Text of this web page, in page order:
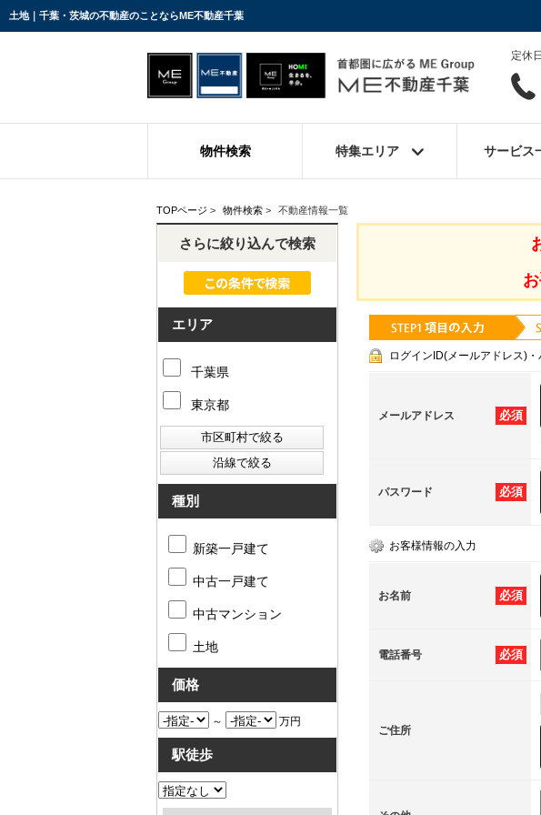
土地｜千葉・茨城の不動産のことならME不動産千葉
定休
物件検索 特集エリア サービス
TOPページ > 物件検索 > 不動産情報一覧
ログインID(メールアドレス)
必須
メールアドレス
必須
パスワード
お客様情報の入力
必須
お名前
必須
電話番号
ご住所
さらに絞り込んで検索
エリア
千葉県
東京都
種別
新築一戸建て
中古一戸建て
中古マンション
土地
価格
～ 万円
駅徒歩